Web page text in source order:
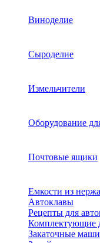
Виноделие
Сыроделие
Измельчители
Оборудование
Почтовые ящики
Емкости из
Автоклавы
Рецепты для
Комплектующие
Закаточные